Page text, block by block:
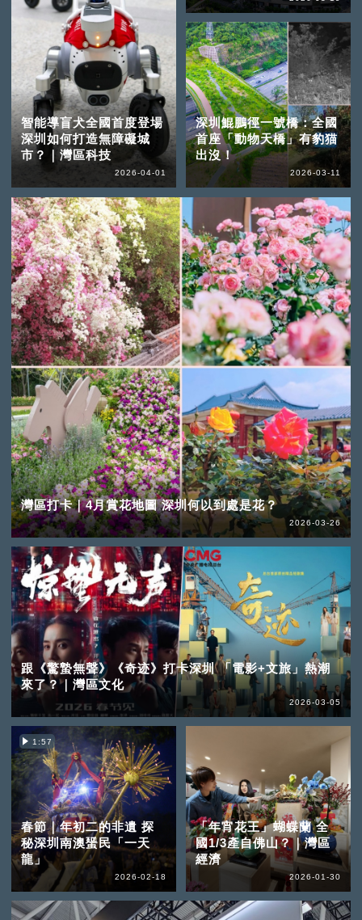
智能導盲犬全國首度登場
深圳如何打造無障礙城
市？｜灣區科技
2026-04-01
灣區打卡｜4月賞花地圖 深圳何以到處是花？
2026-03-26
深圳鯤鵬徑一號橋：全國
首座「動物天橋」有豹猫
出沒！
2026-03-11
跟《驚蟄無聲》《奇迹》打卡深圳 「電影+文旅」熱潮
來了？｜灣區文化
2026-03-05
1:57
春節｜年初二的非遺 探
秘深圳南澳蜑民「一天
龍」
2026-02-18
「年宵花王」蝴蝶蘭 全
國1/3產自佛山？｜灣區
經濟
2026-01-30